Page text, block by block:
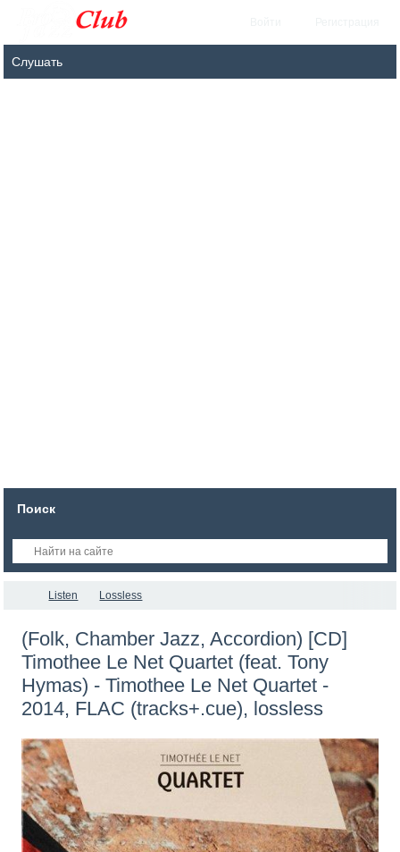
Поиск
Listen Lossless
(Folk, Chamber Jazz, Accordion) [CD]
Timothee Le Net Quartet (feat. Tony
Hymas) - Timothee Le Net Quartet -
2014, FLAC (tracks+.cue), lossless